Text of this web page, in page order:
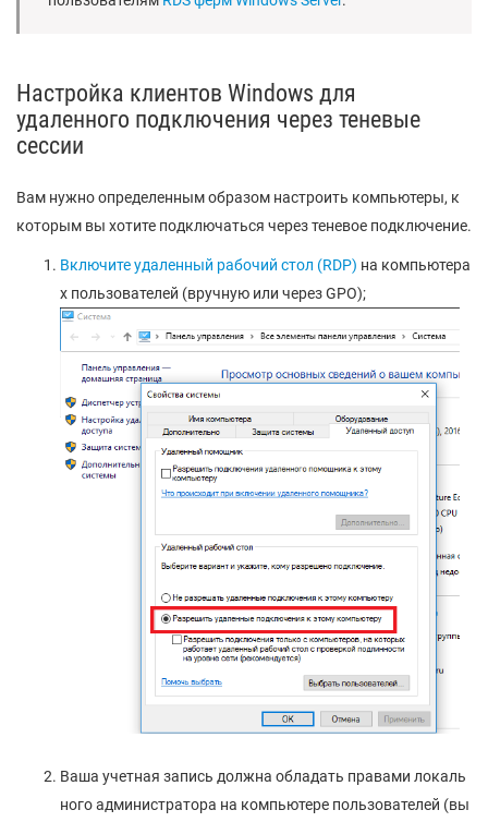
Настройка клиентов Windows для
удаленного подключения через теневые
сессии
Вам нужно определенным образом настроить компьютеры, к
которым вы хотите подключаться через теневое подключение.
Включите удаленный рабочий стол (RDP) на компьютера
х пользователей (вручную или через GPO);
Ваша учетная запись должна обладать правами локаль
ного администратора на компьютере пользователей (вы